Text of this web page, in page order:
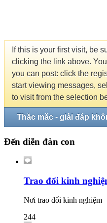
If this is your first visit, be
clicking the link above.
you can post: click the
start viewing messages,
to visit from the selection
Thắc mắc - giải đáp
Đến diễn đàn con
Trao đổi kinh
Nơi trao đổi kinh nghiệm
244